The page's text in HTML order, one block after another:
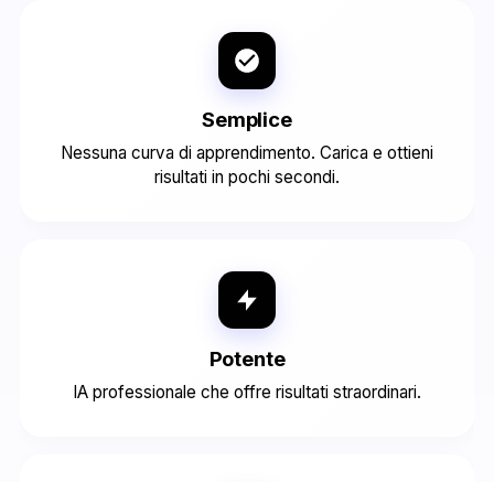
Semplice
Nessuna curva di apprendimento. Carica e ottieni
risultati in pochi secondi.
Potente
IA professionale che offre risultati straordinari.